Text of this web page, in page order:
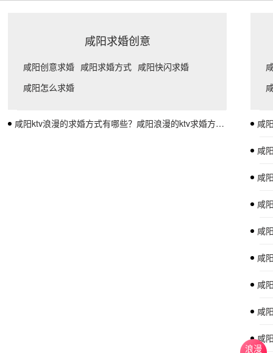
咸阳求婚创意
咸阳创意求婚 咸阳求婚方式 咸阳快闪求婚
咸阳怎么求婚
咸阳ktv浪漫的求婚方式有哪些？咸阳浪漫的ktv求婚方式推荐 咸
咸
咸
咸
咸
咸
咸
咸
咸
浪漫